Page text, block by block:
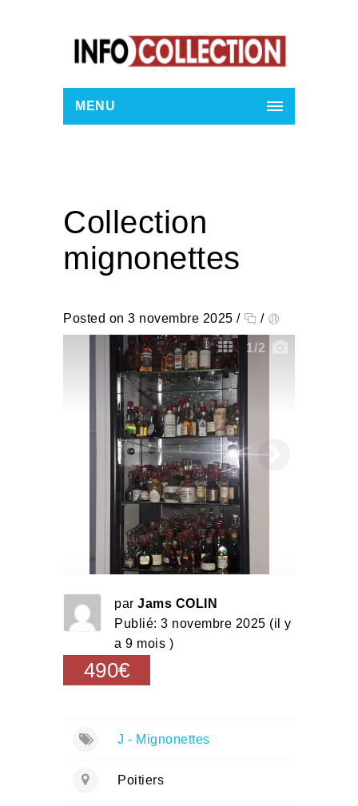
MENU
Collection
mignonettes
Posted on 3 novembre 2025 / /
1/2
par Jams COLIN
Publié: 3 novembre 2025 (il y
a 9 mois )
490€
J - Mignonettes
Poitiers